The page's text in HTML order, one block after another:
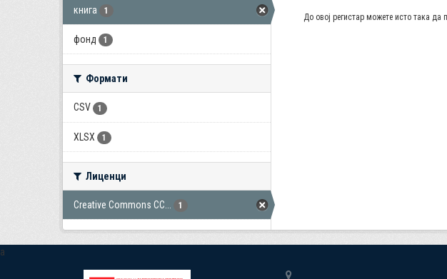
книга 1
фонд 1
Формати
CSV 1
XLSX 1
Лиценци
Creative Commons CC... 1
До овој регистар можете исто така да
a